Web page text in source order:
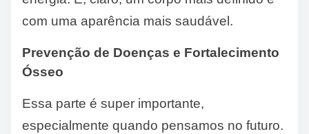
com uma aparência mais saudável.
Prevenção de Doenças e Fortalecimento
Ósseo
Essa parte é super importante,
especialmente quando pensamos no futuro.